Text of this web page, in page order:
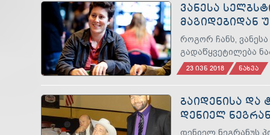
ᲕᲐᲜᲔᲡᲐ
ᲛᲐᲒᲘᲓᲔᲑᲘᲓᲐᲜ
როგორ ჩანს,
გადაწყვეტილება
23 ᲘᲕᲜ 2018 ᲜᲐᲮᲕᲐ
ᲑᲐᲘᲓᲔᲜᲘᲡᲐ ᲓᲐ
ᲓᲔᲜᲘᲔᲚ
დენიელ ნეგრანუს